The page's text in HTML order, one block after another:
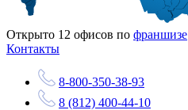
Открыто 12 офисов по франшизе
Контакты
8-800-350-38-93
8 (812) 400-44-10